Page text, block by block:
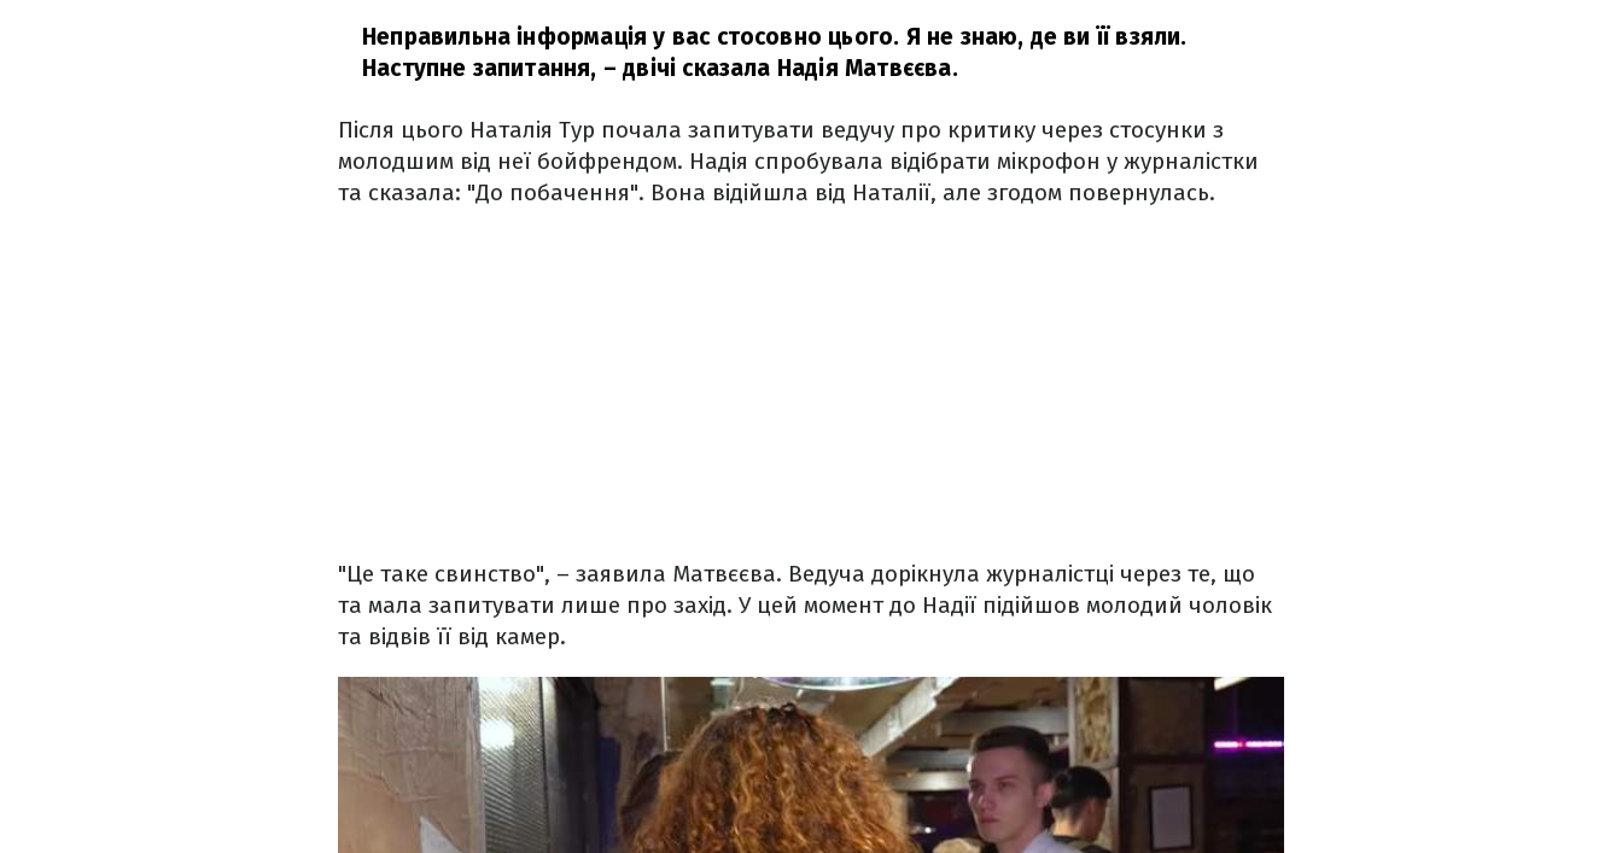
Неправильна інформація у вас стосовно цього. Я не знаю, де ви її взяли.
Наступне запитання, – двічі сказала Надія Матвєєва.
Після цього Наталія Тур почала запитувати ведучу про критику через стосунки з
молодшим від неї бойфрендом. Надія спробувала відібрати мікрофон у журналістки
та сказала: "До побачення". Вона відійшла від Наталії, але згодом повернулась.
"Це таке свинство", – заявила Матвєєва. Ведуча дорікнула журналістці через те, що
та мала запитувати лише про захід. У цей момент до Надії підійшов молодий чоловік
та відвів її від камер.